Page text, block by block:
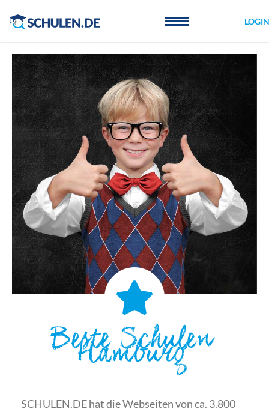
LOGIN
Beste Schulen
Hamburg
SCHULEN.DE hat die Webseiten von ca. 3.800